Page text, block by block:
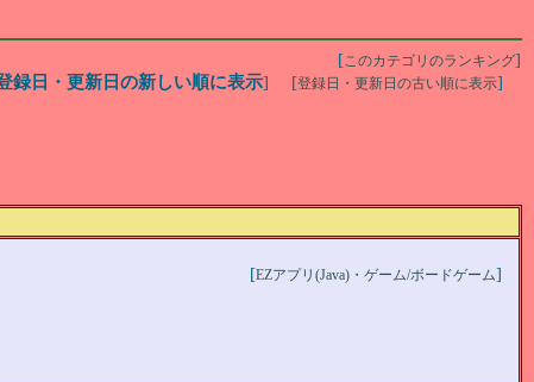
[このカテゴリのランキング]
録日・更新日の新しい順に表示] [登録日・更新日の古い順に表示]
[EZアプリ(Java)・ゲーム/ボードゲーム]